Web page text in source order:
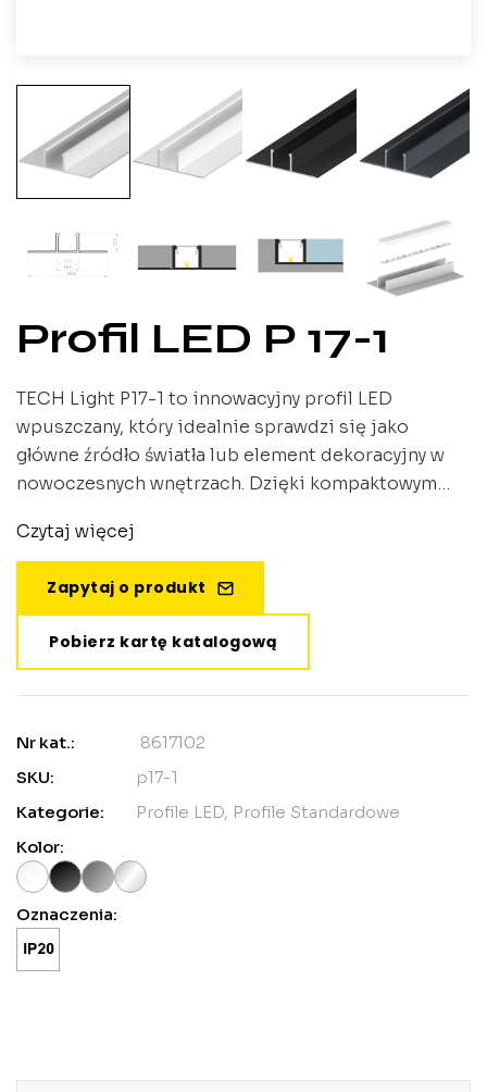
Profil LED P 17-1
TECH Light P17-1 to innowacyjny profil LED
wpuszczany, który idealnie sprawdzi się jako
główne źródło światła lub element dekoracyjny w
nowoczesnych wnętrzach. Dzięki kompaktowym
profil dyskretnie integruje się z każdą
powierzchnią, zapewniając eleganckie i
równomierne oświetlenie.
Czytaj więcej
Zapytaj o produkt
Pobierz kartę katalogową
Nr kat.:
8617102
SKU:
p17-1
Kategorie:
Profile LED, Profile Standardowe
Kolor:
Oznaczenia: